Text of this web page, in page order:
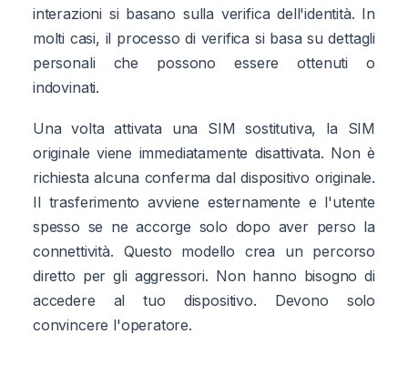
interazioni si basano sulla verifica dell'identità. In
molti casi, il processo di verifica si basa su dettagli
personali che possono essere ottenuti o
indovinati.
Una volta attivata una SIM sostitutiva, la SIM
originale viene immediatamente disattivata. Non è
richiesta alcuna conferma dal dispositivo originale.
Il trasferimento avviene esternamente e l'utente
spesso se ne accorge solo dopo aver perso la
connettività. Questo modello crea un percorso
diretto per gli aggressori. Non hanno bisogno di
accedere al tuo dispositivo. Devono solo
convincere l'operatore.